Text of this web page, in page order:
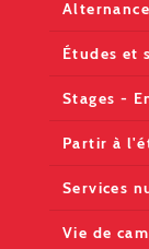
Alternance
Études et
Stages -
Partir à
Services
Vie de